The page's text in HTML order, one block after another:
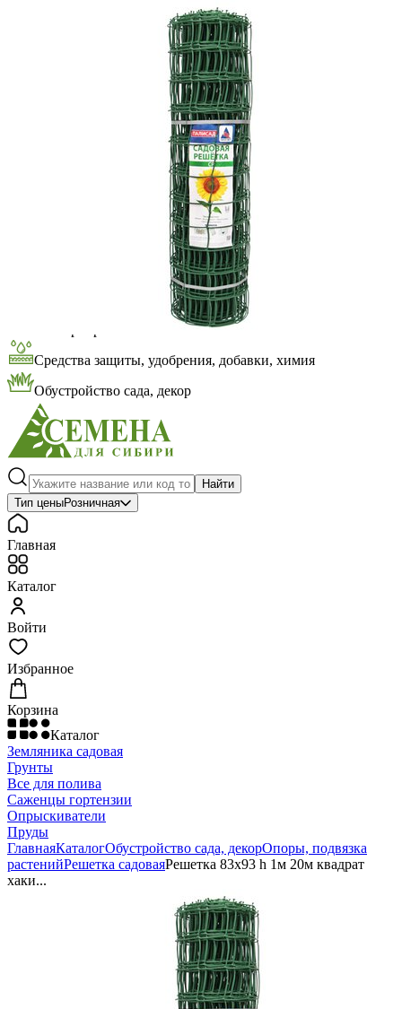
Заказать обратный звонок
Газонные травы, сидераты
Горшки, рассадники, аксессуары
Посадочный материал
Садовый инструмент, инвентарь
Средства защиты, удобрения, добавки, химия
Обустройство сада, декор
Найти
Тип ценыРозничная
Главная
Каталог
Войти
Избранное
Корзина
Каталог
Земляника садовая
Грунты
Все для полива
Саженцы гортензии
Опрыскиватели
Пруды
ГлавнаяКаталогОбустройство сада, декорОпоры, подвязка
растенийРешетка садоваяРешетка 83х93 h 1м 20м квадрат
хаки...